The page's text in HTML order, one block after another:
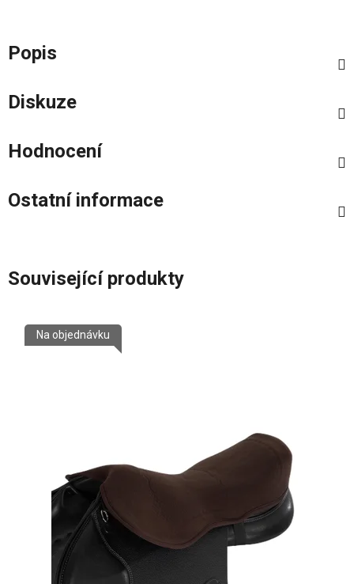
Popis
Diskuze
Hodnocení
Ostatní informace
Související produkty
Na objednávku